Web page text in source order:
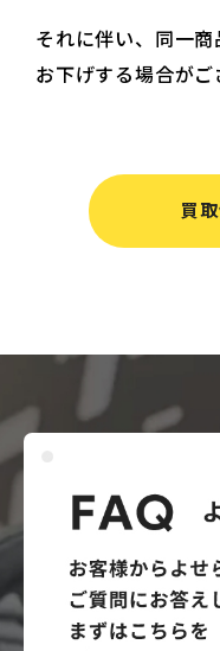
それに伴い、同一
お下げする場合がご
買